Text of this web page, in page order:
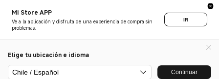
Mi Store APP
Ve a la aplicación y disfruta de una experiencia de compra sin
problemas.
IR
Elige tu ubicación e idioma
Chile / Español Continuar